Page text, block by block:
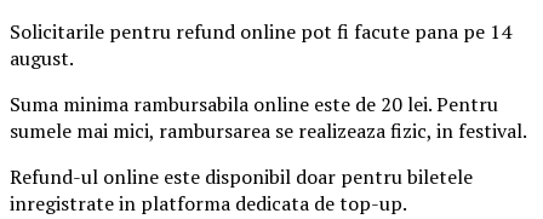
Solicitarile pentru refund online pot fi facute pana pe 14
august.
Suma minima rambursabila online este de 20 lei. Pentru
sumele mai mici, rambursarea se realizeaza fizic, in festival.
Refund-ul online este disponibil doar pentru biletele
inregistrate in platforma dedicata de top-up.